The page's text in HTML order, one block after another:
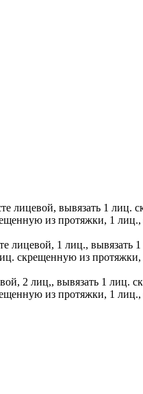
лицевой, вывязать 1 лиц.
из протяжки, 1 лиц.,
лицевой, 1 лиц.,
скрещенную из протяжки,
2 лиц,, вывязать 1 лиц.
из протяжки, 1 лиц.,